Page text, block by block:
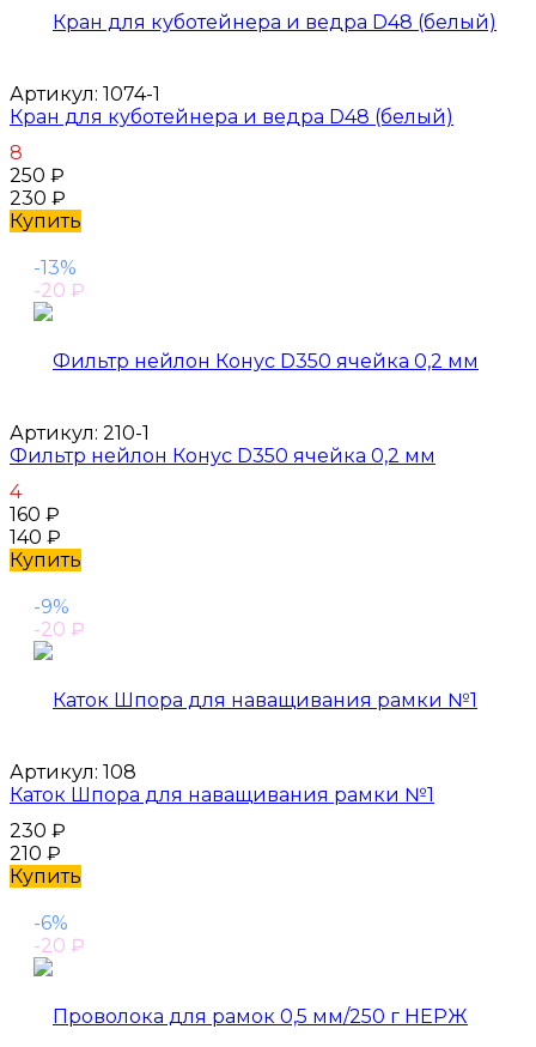
Артикул: 1074-1
Кран для куботейнера и ведра D48 (белый)
8
250 ₽
230 ₽
Купить
-13%
-20 ₽
Артикул: 210-1
Фильтр нейлон Конус D350 ячейка 0,2 мм
4
160 ₽
140 ₽
Купить
-9%
-20 ₽
Артикул: 108
Каток Шпора для наващивания рамки №1
230 ₽
210 ₽
Купить
-6%
-20 ₽